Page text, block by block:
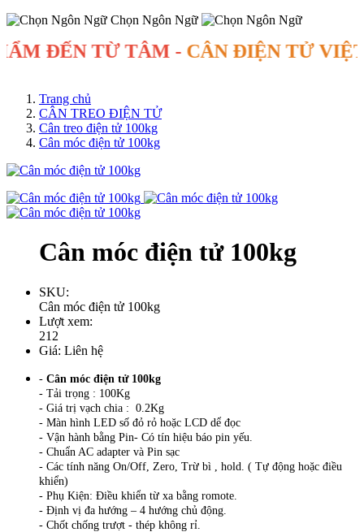
Chọn Ngôn Ngữ
ĐẾN TỪ TÂM -CÂN ĐIỆN TỬ VIỆT
Trang chủ
CÂN TREO ĐIỆN TỬ
Cân treo điện tử 100kg
Cân móc điện tử 100kg
Cân móc điện tử 100kg
SKU:
Cân móc điện tử 100kg
Lượt xem:
212
Giá: Liên hệ
- Cân móc điện tử 100kg
- Tải trọng : 100Kg
- Giá trị vạch chia : 0.2Kg
- Màn hình LED số đỏ rỏ hoặc LCD dể đọc
- Vận hành bằng Pin- Có tín hiệu báo pin yếu.
- Chuẩn AC adapter và Pin sạc
- Các tính năng On/Off, Zero, Trừ bì , hold. ( Tự động hoặc điều
khiển)
- Phụ Kiện: Điều khiển từ xa bằng romote.
- Định vị đa hướng – 4 hướng chủ động.
- Chốt chống trượt - thép không rỉ.